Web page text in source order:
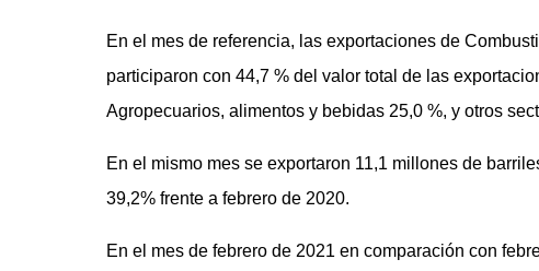
En el mes de referencia, las exportaciones de
participaron con 44,7 % del valor total de las
Agropecuarios, alimentos y bebidas 25,0 %, y otros
En el mismo mes se exportaron 11,1 millones de
39,2% frente a febrero de 2020.
En el mes de febrero de 2021 en comparación con